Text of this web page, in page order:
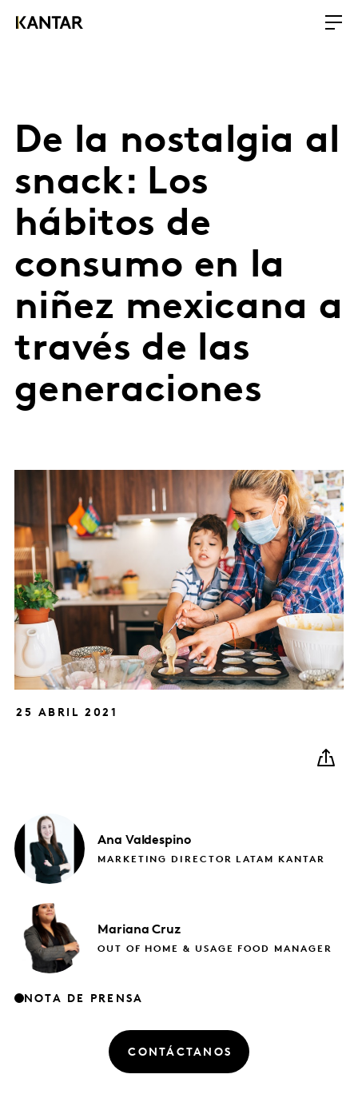
De la nostalgia al
snack: Los
hábitos de
consumo en la
niñez mexicana a
través de las
generaciones
25 ABRIL 2021
Ana Valdespino
MARKETING DIRECTOR LATAM KANTAR
Mariana Cruz
OUT OF HOME & USAGE FOOD MANAGER
NOTA DE PRENSA
CONTÁCTANOS